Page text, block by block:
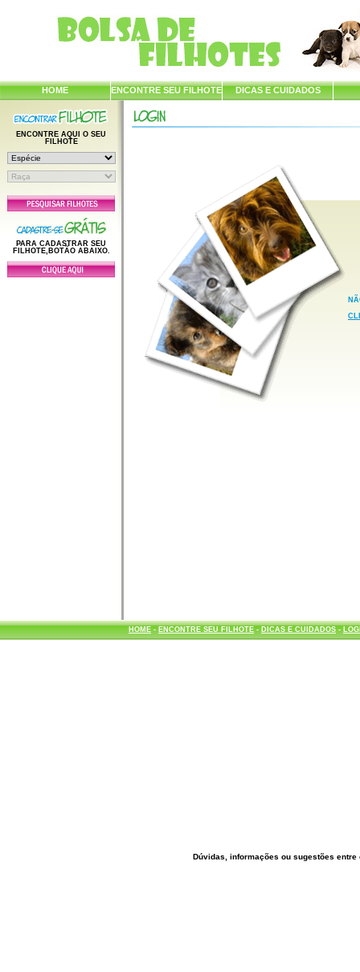
HOME ENCONTRE SEU FILHOTE DICAS E CUIDADOS
ENCONTRE AQUI O SEU
FILHOTE
PARA CADASTRAR SEU
FILHOTE,BOTÃO ABAIXO.
HOME- ENCONTRE SEU FILHOTE- DICAS E CUIDADOS-
Dúvidas, informações ou sugestões